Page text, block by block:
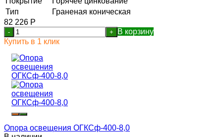
Тип
Граненая коническая
82 226 Р
- +
В корзину
Купить в 1 клик
Опора освещения ОГКСф-400-8,0